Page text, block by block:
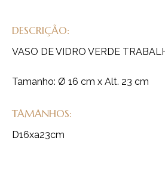
DESCRIÇÃO:
VASO DE VIDRO VERDE
Tamanho: Ø 16 cm x Alt. 23 cm
TAMANHOS:
D16xa23cm